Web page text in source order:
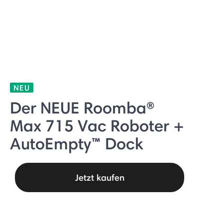
NEU
Der NEUE Roomba®
Max 715 Vac Roboter +
AutoEmpty™ Dock
Jetzt kaufen